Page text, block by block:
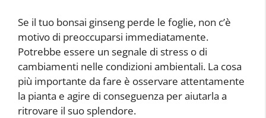
Se il tuo bonsai ginseng perde le foglie, non c’è
motivo di preoccuparsi immediatamente.
Potrebbe essere un segnale di stress o di
cambiamenti nelle condizioni ambientali. La cosa
più importante da fare è osservare attentamente
la pianta e agire di conseguenza per aiutarla a
ritrovare il suo splendore.